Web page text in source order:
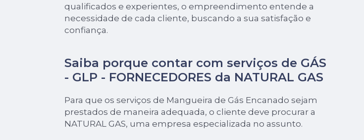
qualificados e experientes, o empreendimento entende a
necessidade de cada cliente, buscando a sua satisfação e
confiança.
Saiba porque contar com serviços de GÁS
- GLP - FORNECEDORES da NATURAL GAS
Para que os serviços de Mangueira de Gás Encanado sejam
prestados de maneira adequada, o cliente deve procurar a
NATURAL GAS, uma empresa especializada no assunto.